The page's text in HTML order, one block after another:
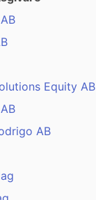
Equity AB
AB